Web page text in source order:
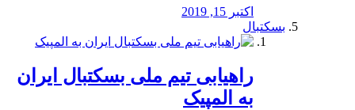
اکتبر 15, 2019
بسکتبال
راهیابی تیم ملی بسکتبال ایران
به المپیک